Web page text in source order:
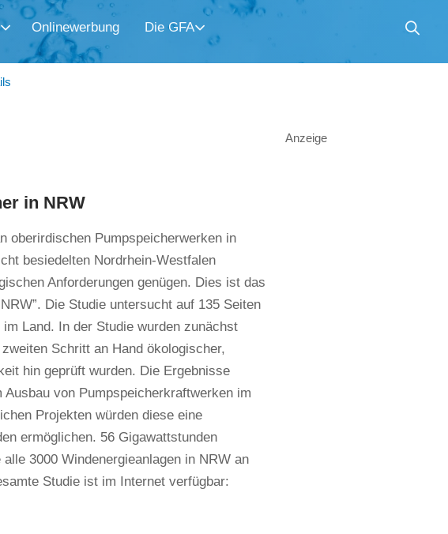
Onlinewerbung Die GFA
in NRW
oberirdischen Pumpspeicherwerken in
besiedelten Nordrhein-Westfalen
Anforderungen genügen. Dies ist das
Die Studie untersucht auf 135 Seiten
Land. In der Studie wurden zunächst
Schritt an Hand ökologischer,
hin geprüft wurden. Die Ergebnisse
von Pumpspeicherkraftwerken im
Projekten würden diese eine
ermöglichen. 56 Gigawattstunden
3000 Windenergieanlagen in NRW an
Studie ist im Internet verfügbar:
Anzeige